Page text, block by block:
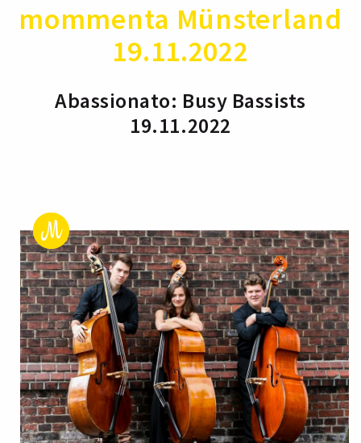
mommenta Münsterland
19.11.2022
Abassionato: Busy Bassists
19.11.2022